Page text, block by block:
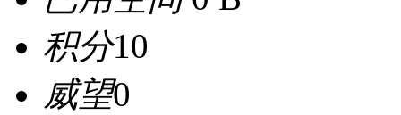
积分10
威望0